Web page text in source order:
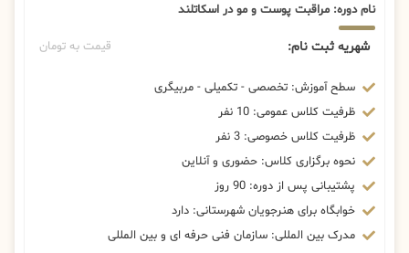
نام دوره: مراقبت پوست و مو در اسکاتلند
شهریه ثبت نام: قیمت به تومان
سطح آموزش: تخصصی - تکمیلی - مربیگری
ظرفیت کلاس عمومی: 10 نفر
ظرفیت کلاس خصوصی: 3 نفر
نحوه برگزاری کلاس: حضوری و آنلاین
پشتیبانی پس از دوره: 90 روز
خوابگاه برای هنرجویان شهرستانی: دارد
مدرک بین المللی: سازمان فنی حرفه ای و بین المللی